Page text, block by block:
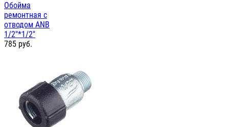
Обойма
ремонтная с
отводом ANB
1/2"*1/2"
785 руб.